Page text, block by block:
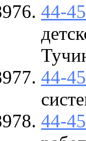
44-
44-
44-